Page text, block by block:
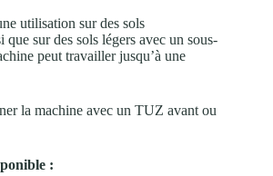
utilisation sur des sols
que sur des sols légers avec un sous-
peut travailler jusqu’à une
la machine avec un TUZ avant ou
: